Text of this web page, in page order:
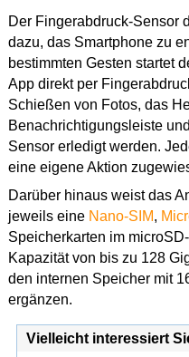
Der Fingerabdruck-Sensor
dazu, das Smartphone zu
bestimmten Gesten startet
App direkt per
Schießen von Fotos, das
Benachrichtigungsleiste
Sensor erledigt werden.
eine eigene Aktion
Darüber hinaus weist das
jeweils eine Nano-SIM,
Speicherkarten im
Kapazität von bis zu 128
den internen Speicher mit
ergänzen.
Vielleicht interessiert